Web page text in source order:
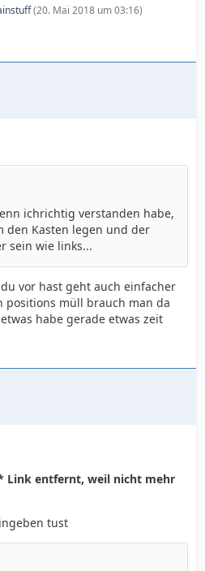
(20. Mai 2018 um 03:16)
ichrichtig verstanden habe,
den Kasten legen und der
sein wie links...
vor hast geht auch einfacher
positions müll brauch man da
habe gerade etwas zeit
Link entfernt, weil nicht mehr
tust